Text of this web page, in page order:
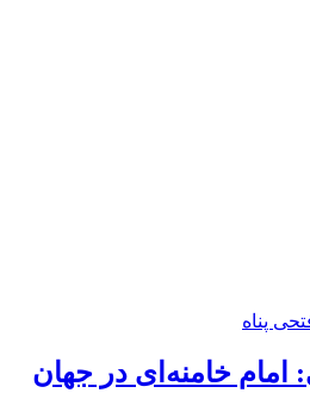
پناه
امام خامنه‌ای در جهان